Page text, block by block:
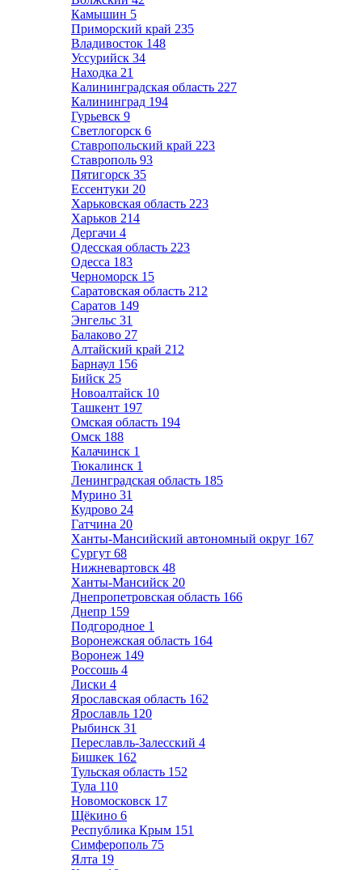
Камышин 5
Приморский край 235
Владивосток 148
Уссурийск 34
Находка 21
Калининградская область 227
Калининград 194
Гурьевск 9
Светлогорск 6
Ставропольский край 223
Ставрополь 93
Пятигорск 35
Ессентуки 20
Харьковская область 223
Харьков 214
Дергачи 4
Одесская область 223
Одесса 183
Черноморск 15
Саратовская область 212
Саратов 149
Энгельс 31
Балаково 27
Алтайский край 212
Барнаул 156
Бийск 25
Новоалтайск 10
Ташкент 197
Омская область 194
Омск 188
Калачинск 1
Тюкалинск 1
Ленинградская область 185
Мурино 31
Кудрово 24
Гатчина 20
Ханты-Мансийский автономный округ 167
Сургут 68
Нижневартовск 48
Ханты-Мансийск 20
Днепропетровская область 166
Днепр 159
Подгородное 1
Воронежская область 164
Воронеж 149
Россошь 4
Лиски 4
Ярославская область 162
Ярославль 120
Рыбинск 31
Переславль-Залесский 4
Бишкек 162
Тульская область 152
Тула 110
Новомосковск 17
Щёкино 6
Республика Крым 151
Симферополь 75
Ялта 19